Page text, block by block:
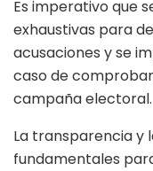
Es imperativo que
exhaustivas para
acusaciones y se
caso de
campaña electoral.
La transparencia y
fundamentales